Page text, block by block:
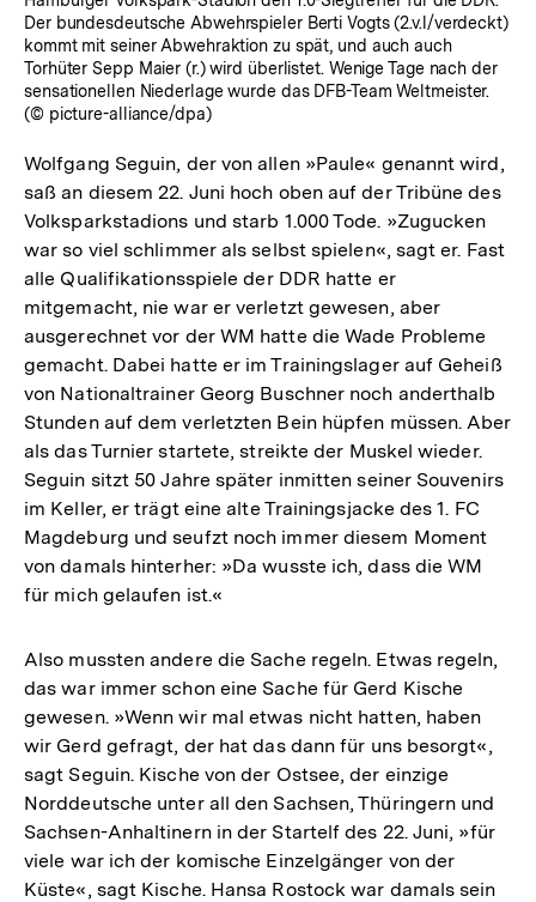
Der bundesdeutsche Abwehrspieler Berti Vogts (2.v.l/verdeckt)
kommt mit seiner Abwehraktion zu spät, und auch auch
Torhüter Sepp Maier (r.) wird überlistet. Wenige Tage nach der
sensationellen Niederlage wurde das DFB-Team Weltmeister.
(© picture-alliance/dpa)
Wolfgang Seguin, der von allen »Paule« genannt wird,
saß an diesem 22. Juni hoch oben auf der Tribüne des
Volksparkstadions und starb 1.000 Tode. »Zugucken
war so viel schlimmer als selbst spielen«, sagt er. Fast
alle Qualifikationsspiele der DDR hatte er
mitgemacht, nie war er verletzt gewesen, aber
ausgerechnet vor der WM hatte die Wade Probleme
gemacht. Dabei hatte er im Trainingslager auf Geheiß
von Nationaltrainer Georg Buschner noch anderthalb
Stunden auf dem verletzten Bein hüpfen müssen. Aber
als das Turnier startete, streikte der Muskel wieder.
Seguin sitzt 50 Jahre später inmitten seiner Souvenirs
im Keller, er trägt eine alte Trainingsjacke des 1. FC
Magdeburg und seufzt noch immer diesem Moment
von damals hinterher: »Da wusste ich, dass die WM
für mich gelaufen ist.«
Also mussten andere die Sache regeln. Etwas regeln,
das war immer schon eine Sache für Gerd Kische
gewesen. »Wenn wir mal etwas nicht hatten, haben
wir Gerd gefragt, der hat das dann für uns besorgt«,
sagt Seguin. Kische von der Ostsee, der einzige
Norddeutsche unter all den Sachsen, Thüringern und
Sachsen-Anhaltinern in der Startelf des 22. Juni, »für
viele war ich der komische Einzelgänger von der
Küste«, sagt Kische. Hansa Rostock war damals sein